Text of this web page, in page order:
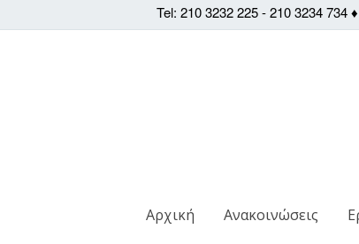
Tel: 210 3232 225 - 210 3234 734 ♦
Αρχική Ανακοινώσεις